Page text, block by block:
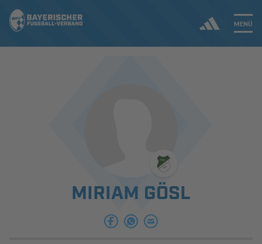
MENÜ
AUSBILDUNG & FÖRDERUNG
MIRIAM GÖSL